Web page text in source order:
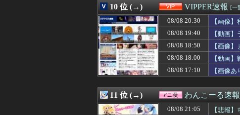
08/08 20:30
DeNA・佐野恵太、先
08/08 20:30
【画像】美少女「女性
08/08 20:30
国税務署職員が1億円
08/08 20:30
父「娘の花嫁姿が見た
08/08 20:30
声優のクセにこんなデ
08/08 20:30
？「俺はわざと隣でズ
08/08 20:30
【画像】インフルエン
08/08 20:30
デリ嬢を落とすプロだ
08/08 20:30
【セブンAIちいかわ】
08/08 20:29
「外国人受け入れ反対
08/08 20:28
【英断】靖国神社、境
08/08 20:27
【日向坂46】金村美玖
10 位 (→) VIPPER速報 [一
08/08 20:30
【画像
08/08 19:40
【動画
08/08 18:50
【画像
08/08 18:00
【動画
08/08 17:10
【画像
11 位 (→) わんこーる速報
08/08 21:05
【悲報